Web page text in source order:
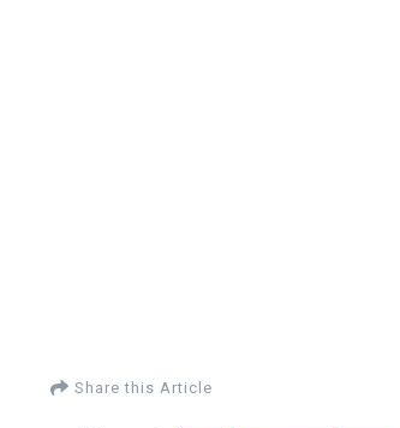
Share this Article